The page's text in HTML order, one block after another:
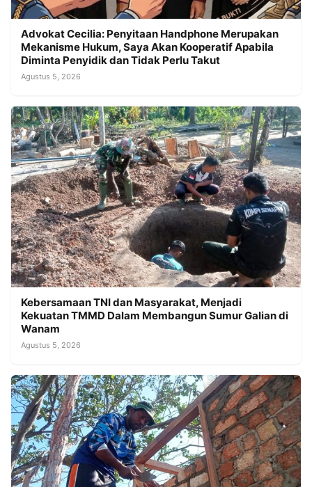
Advokat Cecilia: Penyitaan Handphone Merupakan
Mekanisme Hukum, Saya Akan Kooperatif Apabila
Diminta Penyidik dan Tidak Perlu Takut
Agustus 5, 2026
Kebersamaan TNI dan Masyarakat, Menjadi
Kekuatan TMMD Dalam Membangun Sumur Galian di
Wanam
Agustus 5, 2026